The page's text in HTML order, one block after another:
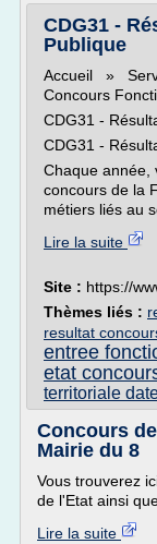
CDG31 -
Publique
Accueil »
Concours
CDG31 -
CDG31 -
Chaque année,
concours de la
métiers liés au
Lire la suite
Site : https://
Thèmes liés :
resultat
entree
etat
territoriale
Concours
Mairie du 8
Vous trouverez
de l'Etat ainsi
Lire la suite